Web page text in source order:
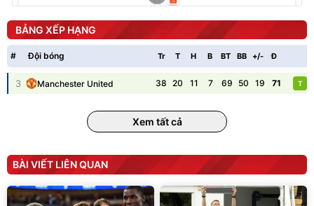
Máy ép chậm trái cây
Elmich JEE 1855OL
3.000.000
2.143.650
Flash Sale
Máy rửa xe cầm tay xịt rửa
cao áp có tạo bọt tuyết
399.000
Đã bán nhiều
BẢNG XẾP HẠNG
# Đội bóng Tr T H B BT BB +/- Đ
3 Manchester United 38 20 11 7 69 50 19 71 T
Xem tất cả
BÀI VIẾT LIÊN QUAN